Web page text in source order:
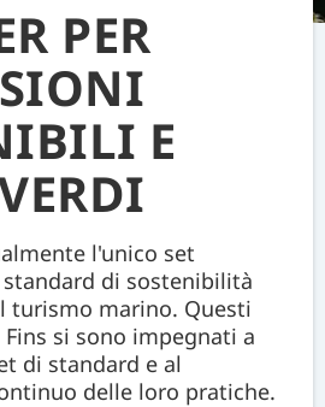
PER
E
l'unico set
di sostenibilità
turismo marino. Questi
si sono impegnati a
di standard e al
delle loro pratiche.